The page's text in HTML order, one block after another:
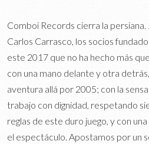
Comboi Records cierra la
Carlos Carrasco, los socios
este 2017 que no ha hecho más
con una mano delante y otra
aventura allá por 2005; con la
trabajo con dignidad, respetando
reglas de este duro juego, y con
el espectáculo. Apostamos por un